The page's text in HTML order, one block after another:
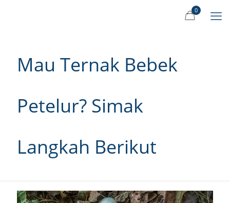
0
Mau Ternak Bebek
Petelur? Simak
Langkah Berikut